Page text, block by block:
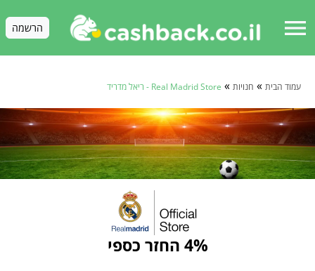
menu הרשמה
עמוד הבית » חנויות » Real Madrid Store - ריאל מדריד
4% החזר כספי